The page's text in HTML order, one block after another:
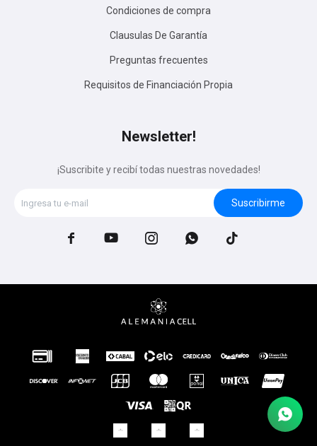
Condiciones de compra
Clausulas De Garantía
Preguntas frecuentes
Requisitos de Financiación Propia
Newsletter!
¡Suscribite y recibí todas nuestras novedades!
Suscribirme
    